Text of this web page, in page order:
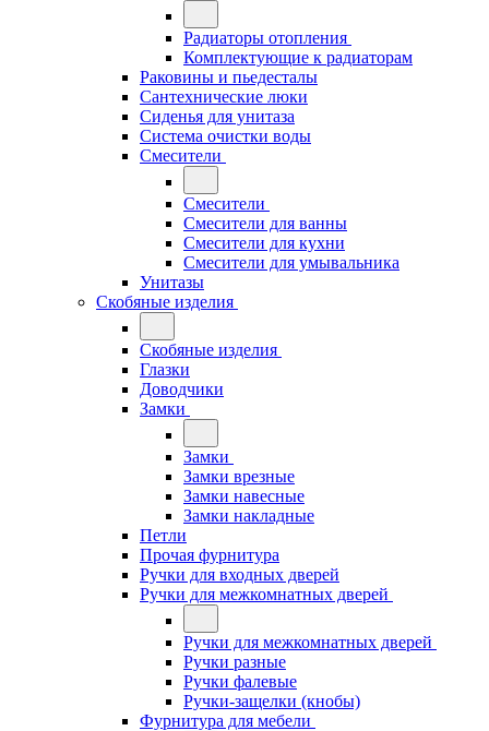
Радиаторы отопления
Комплектующие к радиаторам
Раковины и пьедесталы
Сантехнические люки
Сиденья для унитаза
Система очистки воды
Смесители
Смесители
Смесители для ванны
Смесители для кухни
Смесители для умывальника
Унитазы
Скобяные изделия
Скобяные изделия
Глазки
Доводчики
Замки
Замки
Замки врезные
Замки навесные
Замки накладные
Петли
Прочая фурнитура
Ручки для входных дверей
Ручки для межкомнатных дверей
Ручки для межкомнатных дверей
Ручки разные
Ручки фалевые
Ручки-защелки (кнобы)
Фурнитура для мебели